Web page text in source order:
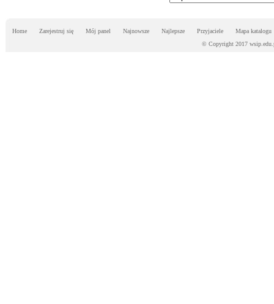
Home Zarejestruj się Mój panel Najnowsze Najlepsze Przyjaciele
Mapa katalogu
© Copyright 2017